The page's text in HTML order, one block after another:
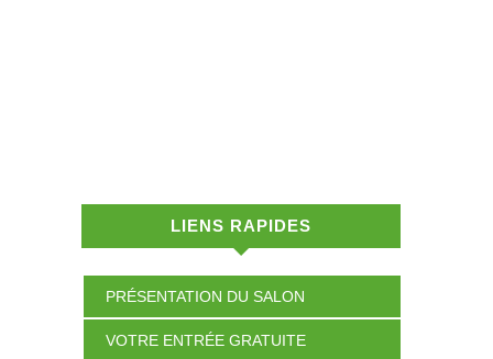
LIENS RAPIDES
PRÉSENTATION DU SALON
VOTRE ENTRÉE GRATUITE